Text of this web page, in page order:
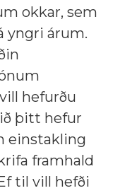
okkar, sem
yngri árum.
hefurðu
þitt hefur
einstakling
framhald
til vill hefði